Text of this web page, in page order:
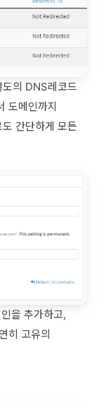
의 DNS레코드
도메인까지
간단하게 모든
을 추가하고,
히 고유의